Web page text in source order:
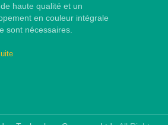
haute qualité et un
en couleur intégrale
sont nécessaires.